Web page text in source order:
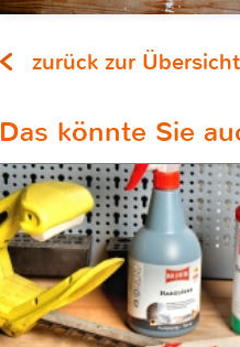
zurück zur Übersicht
Das könnte Sie